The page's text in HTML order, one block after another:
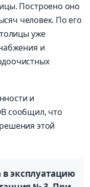
Построено оно
человек. По его
уже
и
и
сообщил, что
этой
в эксплуатацию